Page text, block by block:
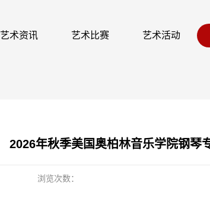
艺术资讯 艺术比赛 艺术活动
2026年秋季美国奥柏林音乐学院钢琴
浏览次数：